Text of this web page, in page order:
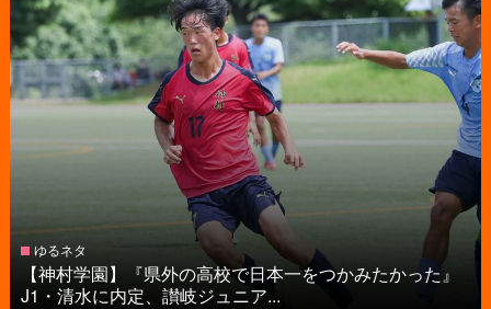
ゆるネタ
【神村学園】『県外の高校で日本一をつかみたかった』
J1・清水に内定、讃岐ジュニア...